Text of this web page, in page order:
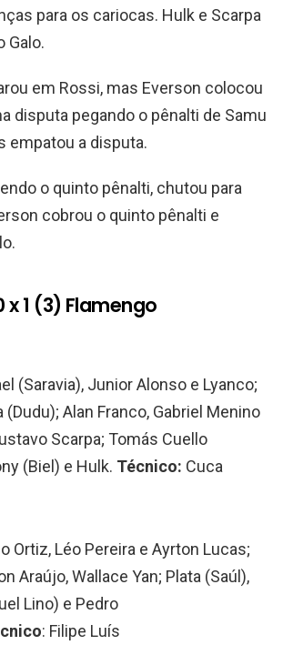
para os cariocas. Hulk e Scarpa
Galo.
em Rossi, mas Everson colocou
disputa pegando o pênalti de Samu
empatou a disputa.
o quinto pênalti, chutou para
cobrou o quinto pênalti e
1 (3) Flamengo
(Saravia), Junior Alonso e Lyanco;
(Dudu); Alan Franco, Gabriel Menino
Scarpa; Tomás Cuello
(Biel) e Hulk. Técnico: Cuca
Ortiz, Léo Pereira e Ayrton Lucas;
Araújo, Wallace Yan; Plata (Saúl),
Lino) e Pedro
: Filipe Luís